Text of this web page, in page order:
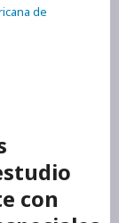
de
con